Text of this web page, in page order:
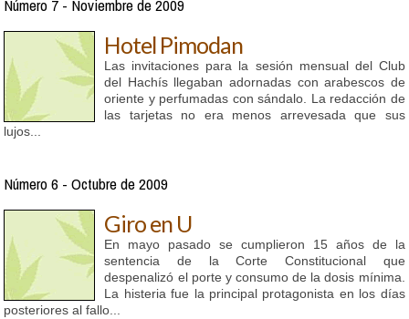
Número 7 - Noviembre de 2009
Hotel Pimodan
Las invitaciones para la sesión mensual del Club
del Hachís llegaban adornadas con arabescos de
oriente y perfumadas con sándalo. La redacción de
las tarjetas no era menos arrevesada que sus
lujos...
Número 6 - Octubre de 2009
Giro en U
En mayo pasado se cumplieron 15 años de la
sentencia de la Corte Constitucional que
despenalizó el porte y consumo de la dosis mínima.
La histeria fue la principal protagonista en los días
posteriores al fallo...